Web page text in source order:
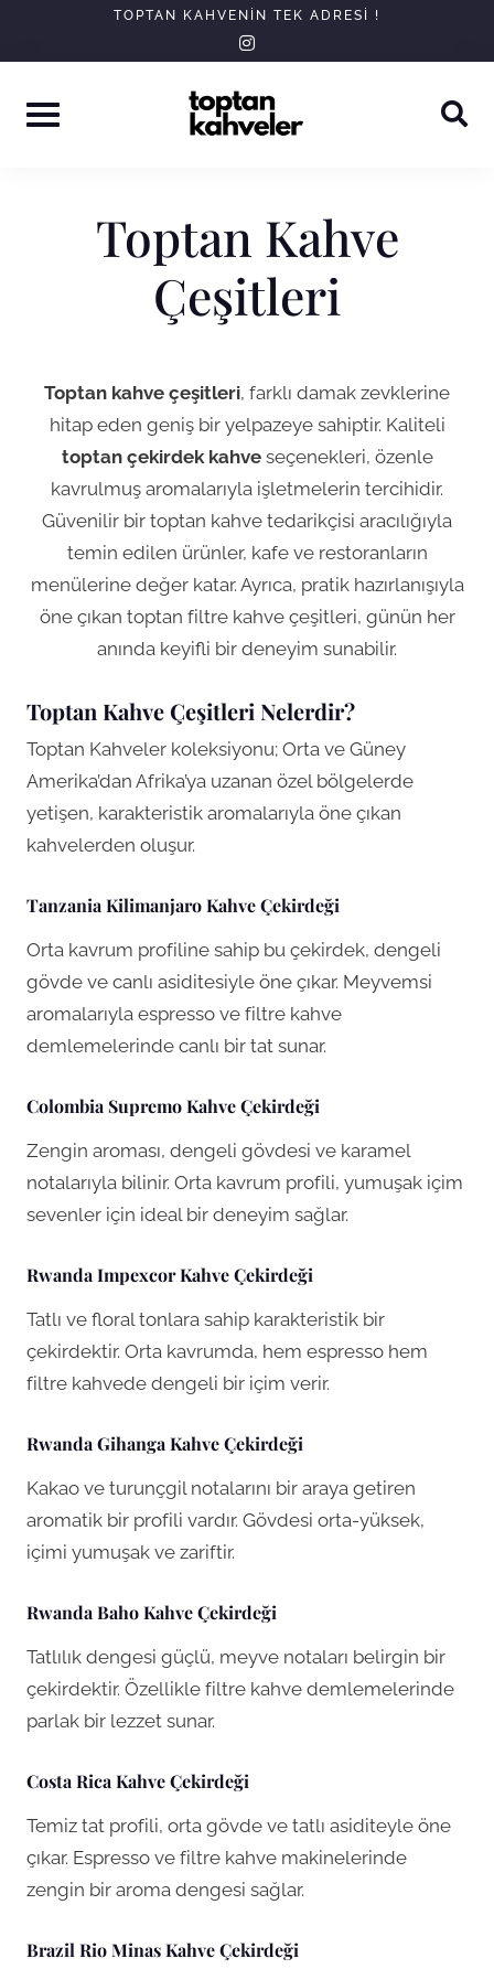
TOPTAN KAHVENIN TEK ADRESI !
instagram
Toptan Kahve
Çeşitleri
Toptan kahve çeşitleri, farklı damak zevklerine
hitap eden geniş bir yelpazeye sahiptir. Kaliteli
toptan çekirdek kahveseçenekleri, özenle
kavrulmuş aromalarıyla işletmelerin tercihidir.
Güvenilir bir toptan kahve tedarikçisi aracılığıyla
temin edilen ürünler, kafe ve restoranların
menülerine değer katar. Ayrıca, pratik hazırlanışıyla
öne çıkan toptan filtre kahve çeşitleri, günün her
anında keyifli bir deneyim sunabilir.
Toptan Kahve Çeşitleri Nelerdir?
Toptan Kahveler koleksiyonu; Orta ve Güney
Amerika’dan Afrika’ya uzanan özel bölgelerde
yetişen, karakteristik aromalarıyla öne çıkan
kahvelerden oluşur.
Tanzania Kilimanjaro Kahve Çekirdeği
Orta kavrum profiline sahip bu çekirdek, dengeli
gövde ve canlı asiditesiyle öne çıkar. Meyvemsi
aromalarıyla espresso ve filtre kahve
demlemelerinde canlı bir tat sunar.
Colombia Supremo Kahve Çekirdeği
Zengin aroması, dengeli gövdesi ve karamel
notalarıyla bilinir. Orta kavrum profili, yumuşak içim
sevenler için ideal bir deneyim sağlar.
Rwanda Impexcor Kahve Çekirdeği
Tatlı ve floral tonlara sahip karakteristik bir
çekirdektir. Orta kavrumda, hem espresso hem
filtre kahvede dengeli bir içim verir.
Rwanda Gihanga Kahve Çekirdeği
Kakao ve turunçgil notalarını bir araya getiren
aromatik bir profili vardır. Gövdesi orta-yüksek,
içimi yumuşak ve zariftir.
Rwanda Baho Kahve Çekirdeği
Tatlılık dengesi güçlü, meyve notaları belirgin bir
çekirdektir. Özellikle filtre kahve demlemelerinde
parlak bir lezzet sunar.
Costa Rica Kahve Çekirdeği
Temiz tat profili, orta gövde ve tatlı asiditeyle öne
çıkar. Espresso ve filtre kahve makinelerinde
zengin bir aroma dengesi sağlar.
Brazil Rio Minas Kahve Çekirdeği